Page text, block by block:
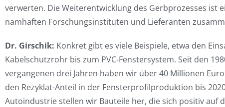
verwerten. Die Weiterentwicklung des Gerbprozesses ist
namhaften Forschungsinstituten und Lieferanten
Dr. Girschik: Konkret gibt es viele Beispiele, etwa den
Kabelschutzrohr bis zum PVC-Fenstersystem. Seit den
vergangenen drei Jahren haben wir über 40 Millionen
den Rezyklat-Anteil in der Fensterprofilproduktion bis
Autoindustrie stellen wir Bauteile her, die sich positiv auf